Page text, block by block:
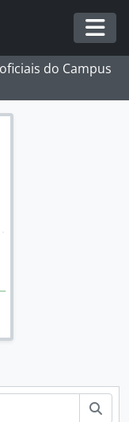
do Campus